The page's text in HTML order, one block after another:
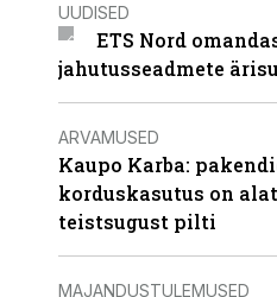
UUDISED
ETS Nord
jahutusseadmete
ARVAMUSED
Kaupo Karba:
korduskasutus on
teistsugust pilti
MAJANDUSTULEMUSED